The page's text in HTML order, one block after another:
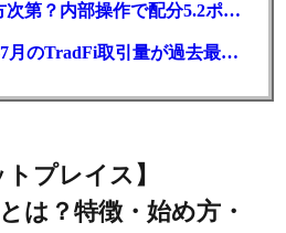
AIのBTC推奨は聞き方次第？内部操作で配分5.2ポイント増
BTCC取引所、2026年7月のTradFi取引量が過去最高を記録！前月比3倍に急増
プレイス】
は？特徴・始め方・